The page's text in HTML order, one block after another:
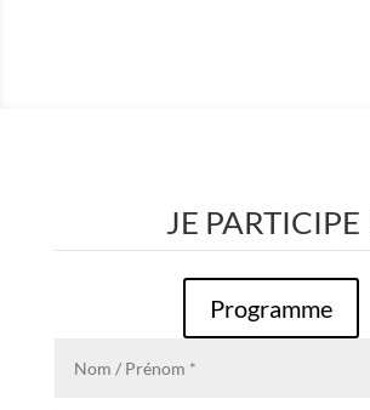
JE PARTICIPE
Programme